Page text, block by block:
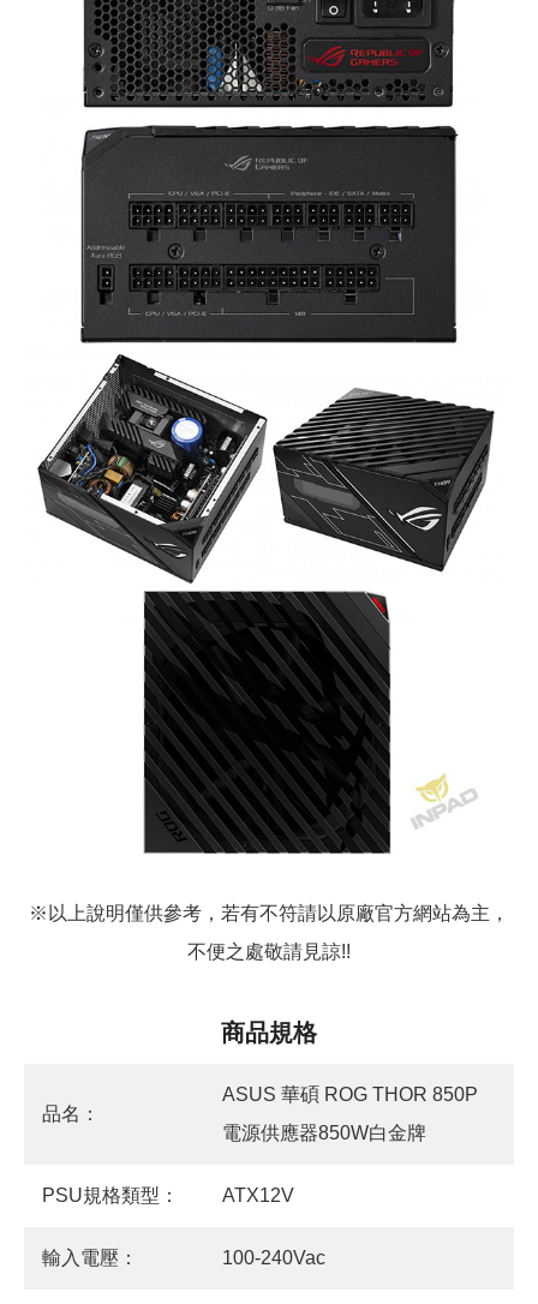
※以上說明僅供參考，若有不符請以原廠官方網站為主，
不便之處敬請見諒!!
商品規格
品名：
ASUS 華碩 ROG THOR 850P
電源供應器850W白金牌
PSU規格類型： ATX12V
輸入電壓： 100-240Vac